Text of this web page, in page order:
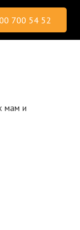
700 54 52
мам и